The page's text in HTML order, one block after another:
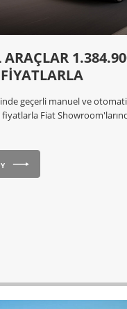
ARAÇLAR
geçerli manuel ve
Fiat